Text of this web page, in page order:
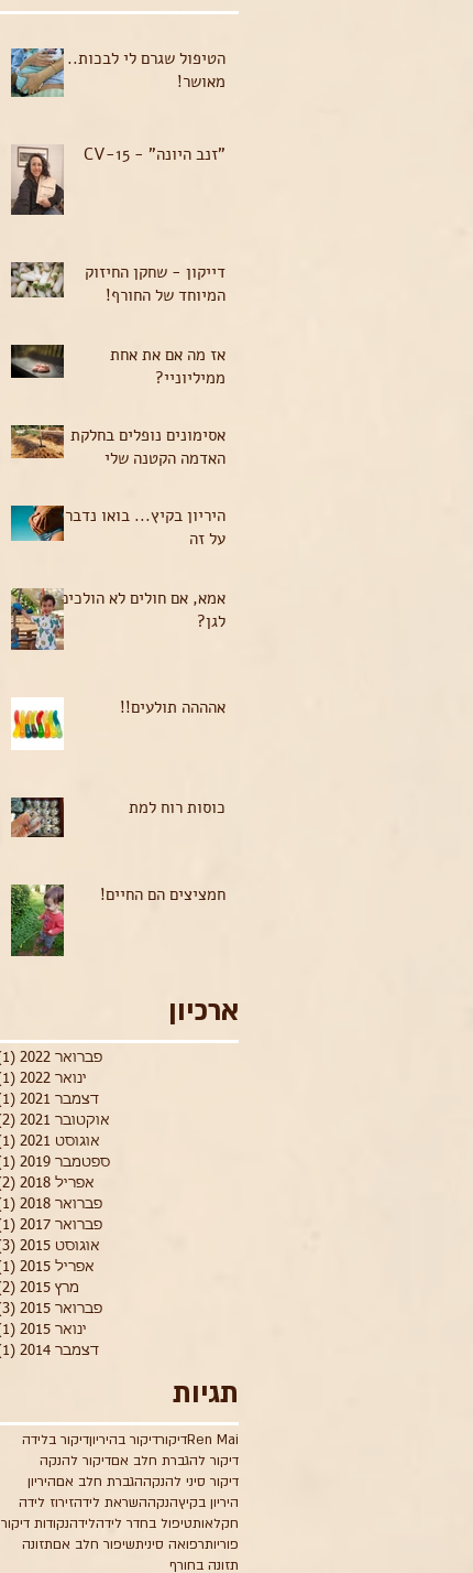
הטיפול שגרם לי לבכות..
מאושר!
"זנב היונה" - CV-15
דייקון - שחקן החיזוק
המיוחד של החורף!
אז מה אם את אחת
ממיליוניי?
אסימונים נופלים בחלקת
האדמה הקטנה שלי
היריון בקיץ... בואו נדבר
על זה
אמא, אם חולים לא הולכים
לגן?
אהההה תולעים!!
כוסות רוח למת
חמציצים הם החיים!
ארכיון
פברואר 2022 (1)
ינואר 2022
(1)
דצמבר 2021
(1)
אוקטובר 2021
(2)
אוגוסט 2021
(1)
ספטמבר 2019
(1)
אפריל 2018
(2)
פברואר 2018
(1)
פברואר 2017
(1)
אוגוסט 2015
(3)
אפריל 2015
(1)
מרץ 2015
(2)
פברואר 2015
(3)
ינואר 2015
(1)
דצמבר 2014
(1)
תגיות
Ren Maiדיקורדיקור בהיריוןדיקור בלידה
דיקור להגברת חלב אםדיקור להנקה
דיקור סיני להנקההגברת חלב אםהיריון
היריון בקיץהנקההשראת לידהזירוז לידה
חקלאותטיפול בחדר לידהלידהנקודות דיקור
פוריותרפואה סיניתשיפור חלב אםתזונה
תזונה בחורף